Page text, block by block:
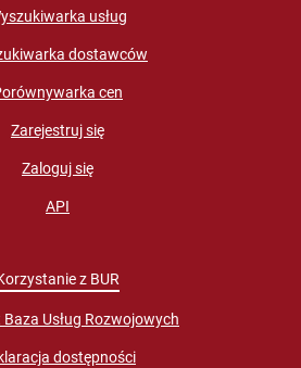
usług
dostawców
cen
Zarejestruj się
Zaloguj się
API
z BUR
Baza Usług Rozwojowych
dostępności